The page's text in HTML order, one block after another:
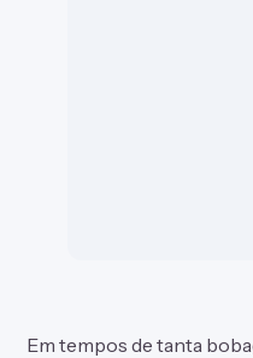
Em tempos de tanta